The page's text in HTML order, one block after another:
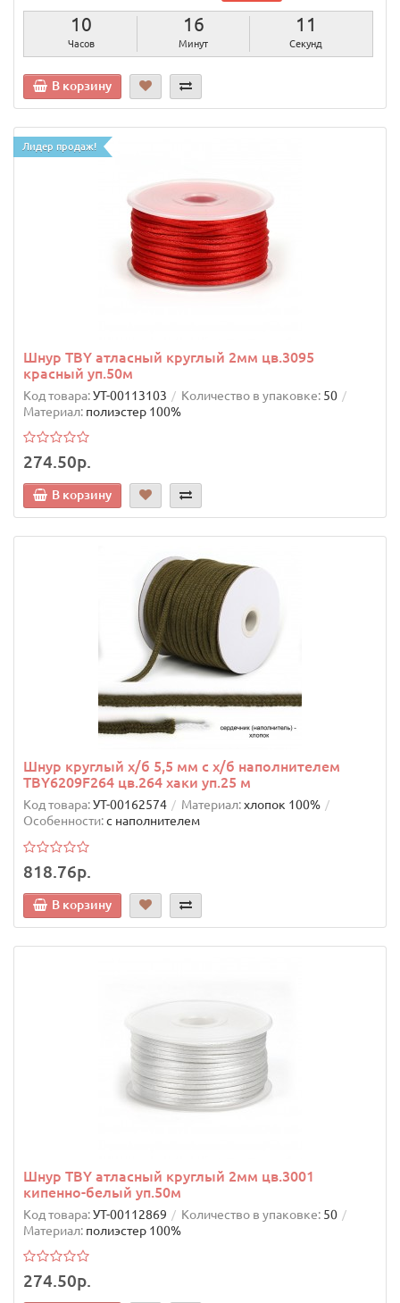
10
Часов
16
Минут
11
Секунд
В корзину
Лидер продаж!
Шнур TBY атласный круглый 2мм цв.3095
красный уп.50м
Код товара:УТ-00113103 Количество в упаковке: 50
Материал: полиэстер 100%
274.50р.
В корзину
Шнур круглый х/б 5,5 мм с х/б наполнителем
TBY6209F264 цв.264 хаки уп.25 м
Код товара:УТ-00162574 Материал:хлопок 100%
Особенности:с наполнителем
818.76р.
В корзину
Шнур TBY атласный круглый 2мм цв.3001
кипенно-белый уп.50м
Код товара:УТ-00112869 Количество в упаковке: 50
Материал: полиэстер 100%
274.50р.